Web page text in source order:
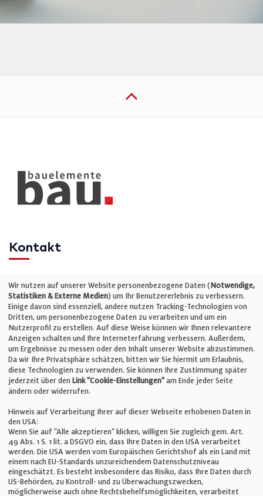
Kontakt
Telefon: +49 (0)711 2585563-0
E-Mail:info@bauelemente-bau.eu
Unternehmen
Impressum
Cookie-Einstellungen
AGB
Wir nutzen auf unserer Website personenbezogene Daten (Notwendige,
Statistiken & Externe Medien) um Ihr Benutzererlebnis zu verbessern.
Einige davon sind essenziell, andere nutzen Tracking-Technologien von
Dritten, um personenbezogene Daten zu verarbeiten und um ein
Nutzerprofil zu erstellen. Auf diese Weise können wir Ihnen relevantere
Anzeigen schalten und Ihre Interneterfahrung verbessern. Außerdem,
um Ergebnisse zu messen oder den Inhalt unserer Website abzustimmen.
Da wir Ihre Privatsphäre schätzen, bitten wir Sie hiermit um Erlaubnis,
diese Technologien zu verwenden. Sie können Ihre Zustimmung später
jederzeit über den Link "Cookie-Einstellungen" am Ende jeder Seite
ändern oder widerrufen.
Hinweis auf Verarbeitung Ihrer auf dieser Webseite erhobenen Daten in
den USA:
Wenn Sie auf "Alle akzeptieren" klicken, willigen Sie zugleich gem. Art.
49 Abs. 1 S. 1 lit. a DSGVO ein, dass Ihre Daten in den USA verarbeitet
werden. Die USA werden vom Europäischen Gerichtshof als ein Land mit
einem nach EU-Standards unzureichendem Datenschutzniveau
eingeschätzt. Es besteht insbesondere das Risiko, dass Ihre Daten durch
US-Behörden, zu Kontroll- und zu Überwachungszwecken,
möglicherweise auch ohne Rechtsbehelfsmöglichkeiten, verarbeitet